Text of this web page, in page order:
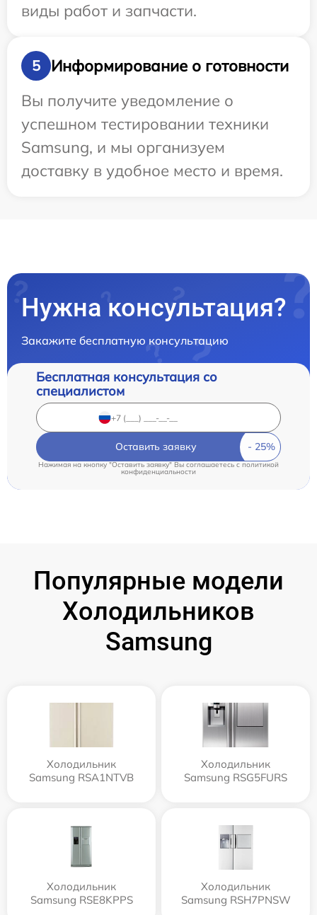
виды работ и запчасти.
5
Информирование о готовности
Вы получите уведомление о
успешном тестировании техники
Samsung, и мы организуем
доставку в удобное место и время.
Нужна консультация?
Закажите бесплатную консультацию
Бесплатная консультация со
специалистом
Оставить заявку
Нажимая на кнопку "Оставить заявку" Вы соглашаетесь c политикой
конфиденциальности
Популярные модели
Холодильников
Samsung
Холодильник
Samsung RSA1NTVB
Холодильник
Samsung RSG5FURS
Холодильник
Samsung RSE8KPPS
Холодильник
Samsung RSH7PNSW